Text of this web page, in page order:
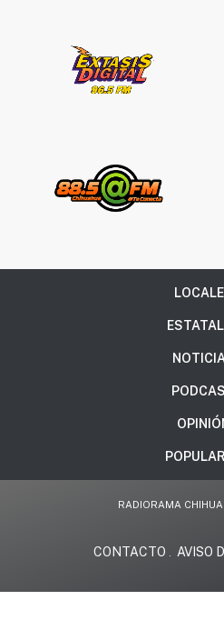
RADIORAMA
CONTACTO AVISO